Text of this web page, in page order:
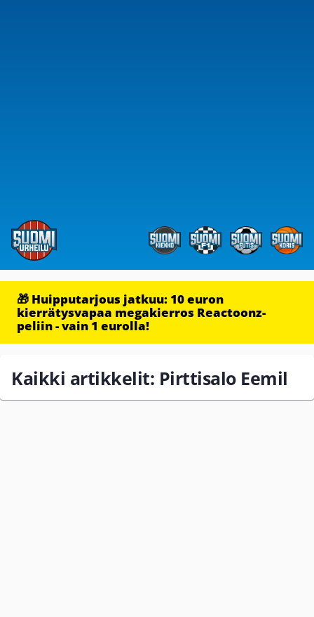
🎁 Huipputarjous jatkuu: 10 euron
kierrätysvapaa megakierros Reactoonz-
peliin - vain 1 eurolla!
Kaikki artikkelit: Pirttisalo Eemil